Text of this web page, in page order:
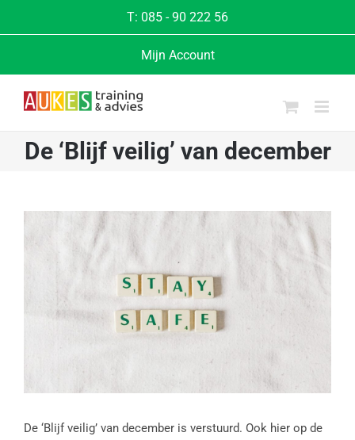
naar
T: 085 - 90 222 56
Mijn Account
De ‘Blijf veilig’ van december
grotere
afbeelding
De ‘Blijf veilig’ van december is verstuurd. Ook hier op de